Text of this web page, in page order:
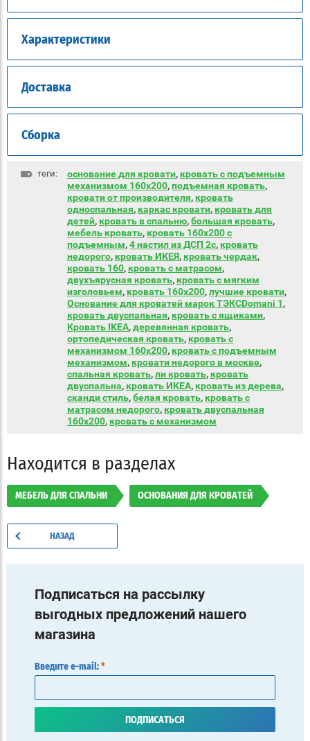
Характеристики
Доставка
Сборка
теги: основание для кровати, кровать с подъемным
механизмом 160х200,подъемная кровать,
кровати от производителя, кровать
односпальная, каркас кровати, кровать для
детей, кровать в спальню,большая кровать,
мебель кровать, кровать 160х200 с
подъемным,4 настил из ДСП 2с, кровать
недорого, кровать ИКЕЯ, кровать чердак,
кровать 160, кровать с матрасом,
двухъярусная кровать, кровать с мягким
изголовьем, кровать 160х200,лучшие кровати,
Основание для кроватей марок ТЭКСDomani 1,
кровать двуспальная, кровать с ящиками,
Кровать IKEA,деревянная кровать,
ортопедическая кровать, кровать с
механизмом 160х200, кровать с подъемным
механизмом, кровати недорого в москве,
спальная кровать,ли кровать, кровать
двуспальна, кровать ИКЕА, кровать из дерева,
сканди стиль,белая кровать, кровать с
матрасом недорого, кровать двуспальная
160х200, кровать с механизмом
Находится в разделах
МЕБЕЛЬ ДЛЯ СПАЛЬНИ ОСНОВАНИЯ ДЛЯ КРОВАТЕЙ
НАЗАД
Подписаться на рассылку
выгодных предложений нашего
магазина
Введите e-mail: *
ПОДПИСАТЬСЯ